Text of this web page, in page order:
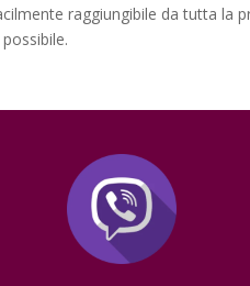
raggiungibile da tutta la